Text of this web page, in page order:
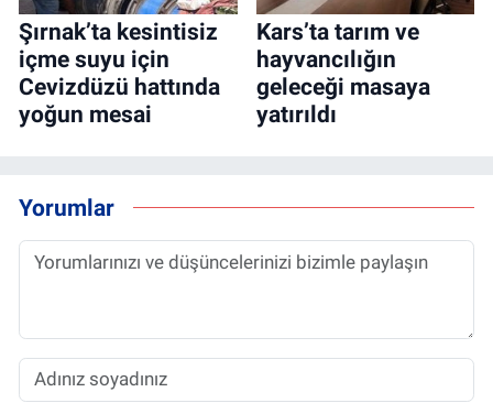
Şırnak’ta kesintisiz
içme suyu için
Cevizdüzü hattında
yoğun mesai
Kars’ta tarım ve
hayvancılığın
geleceği masaya
yatırıldı
Yorumlar